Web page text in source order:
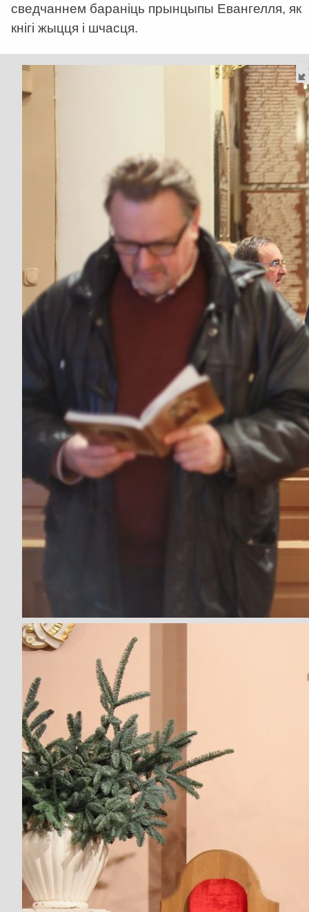
сведчаннем бараніць прынцыпы Евангелля, як
кнігі жыцця і шчасця.